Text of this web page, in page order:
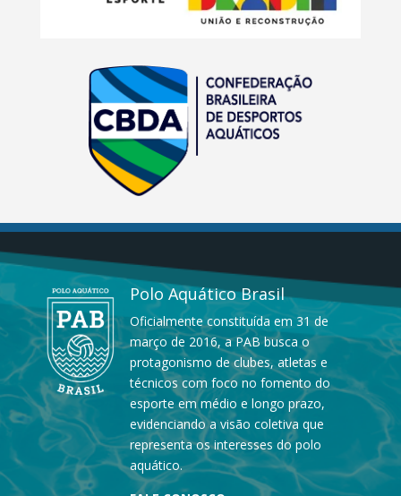
Polo Aquático Brasil
Oficialmente constituída em 31 de
março de 2016, a PAB busca o
protagonismo de clubes, atletas e
técnicos com foco no fomento do
esporte em médio e longo prazo,
evidenciando a visão coletiva que
representa os interesses do polo
aquático.